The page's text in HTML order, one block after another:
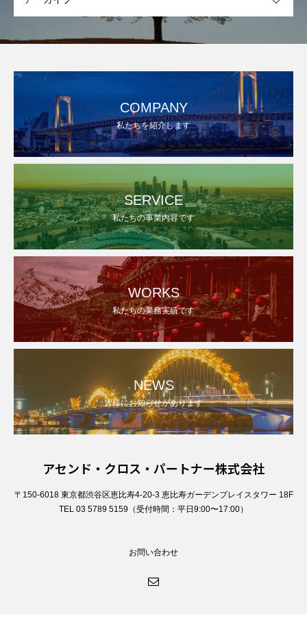
COMPANY
私たちを紹介します
SERVICE
私たちの事業内容です
WORKS
私たちの業務実績です
NEWS
皆様にお知らせがあります
アセンド・クロス・パートナー株式会社
〒150-6018 東京都渋谷区恵比寿4-20-3 恵比寿ガーデンプレイスタワー 18F
TEL 03 5789 5159（受付時間：平日9:00〜17:00）
お問い合わせ